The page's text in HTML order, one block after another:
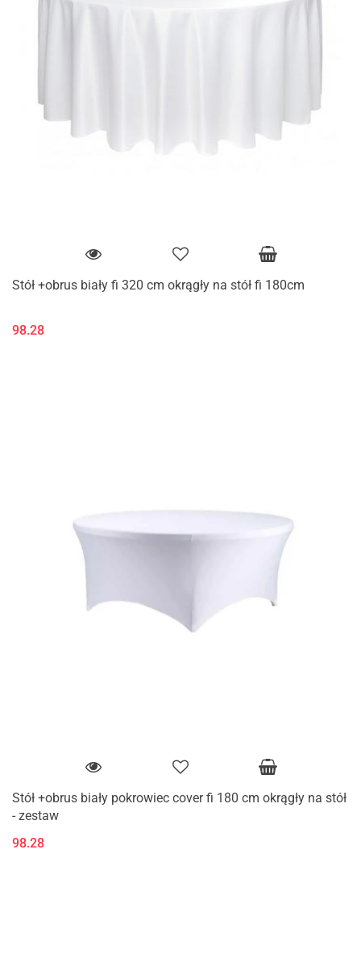
Stół +obrus biały fi 320 cm okrągły na stół fi 180cm
98.28
Stół +obrus biały pokrowiec cover fi 180 cm okrągły na stół
- zestaw
98.28